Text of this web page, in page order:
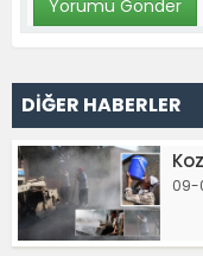
DİĞER HABERLER
09-